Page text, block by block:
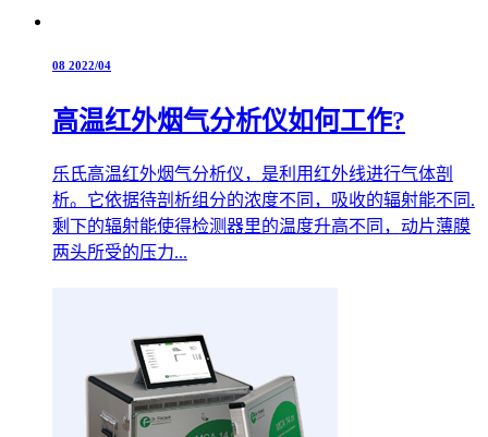
08 2022/04
高温红外烟气分析仪如何工作?
乐氏高温红外烟气分析仪，是利用红外线进行气体剖
析。它依据待剖析组分的浓度不同，吸收的辐射能不同.
剩下的辐射能使得检测器里的温度升高不同，动片薄膜
两头所受的压力...